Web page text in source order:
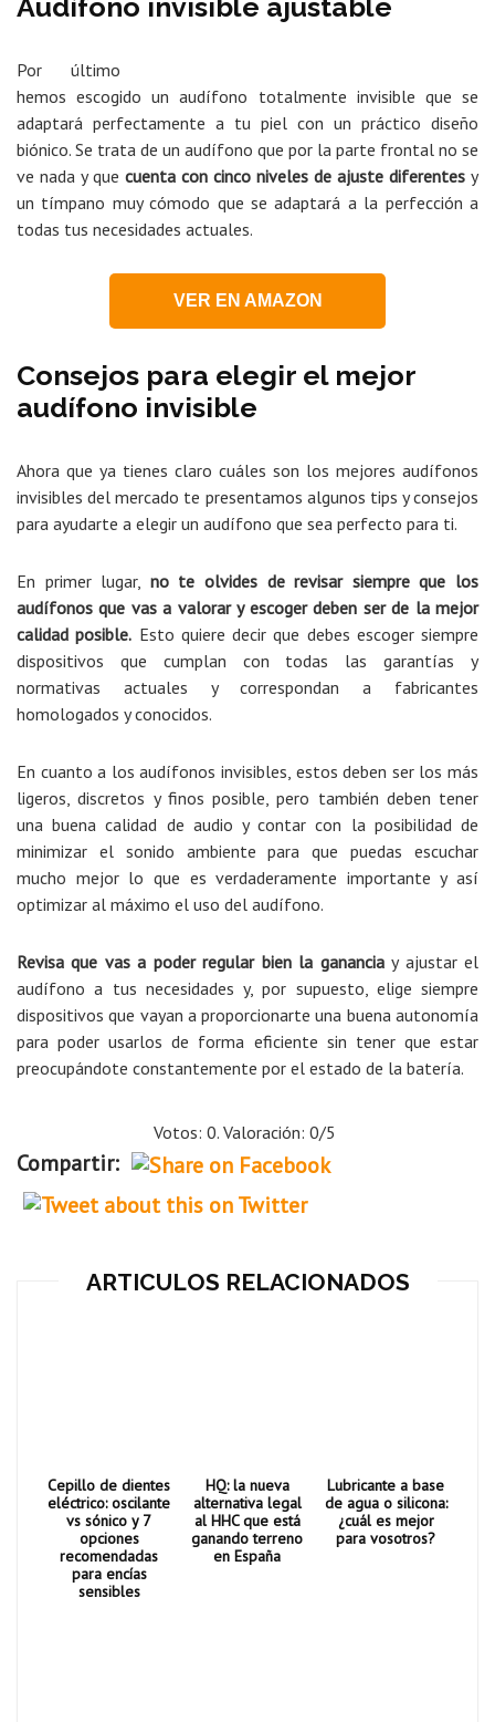
Audífono invisible ajustable
Por último
hemos escogido un audífono totalmente invisible que se
adaptará perfectamente a tu piel con un práctico diseño
biónico. Se trata de un audífono que por la parte frontal no se
ve nada y que cuenta con cinco niveles de ajuste diferentes y
un tímpano muy cómodo que se adaptará a la perfección a
todas tus necesidades actuales.
VER EN AMAZON
Consejos para elegir el mejor
audífono invisible
Ahora que ya tienes claro cuáles son los mejores audífonos
invisibles del mercado te presentamos algunos tips y consejos
para ayudarte a elegir un audífono que sea perfecto para ti.
En primer lugar, no te olvides de revisar siempre que los
audífonos que vas a valorar y escoger deben ser de la mejor
calidad posible. Esto quiere decir que debes escoger siempre
dispositivos que cumplan con todas las garantías y
normativas actuales y correspondan a fabricantes
homologados y conocidos.
En cuanto a los audífonos invisibles, estos deben ser los más
ligeros, discretos y finos posible, pero también deben tener
una buena calidad de audio y contar con la posibilidad de
minimizar el sonido ambiente para que puedas escuchar
mucho mejor lo que es verdaderamente importante y así
optimizar al máximo el uso del audífono.
Revisa que vas a poder regular bien la gananciay ajustar el
audífono a tus necesidades y, por supuesto, elige siempre
dispositivos que vayan a proporcionarte una buena autonomía
para poder usarlos de forma eficiente sin tener que estar
preocupándote constantemente por el estado de la batería.
Votos: 0. Valoración: 0/5
Compartir:
ARTICULOS RELACIONADOS
Cepillo de dientes
eléctrico: oscilante
vs sónico y 7
opciones
recomendadas
para encías
sensibles
HQ: la nueva
alternativa legal
al HHC que está
ganando terreno
en España
Lubricante a base
de agua o silicona:
¿cuál es mejor
para vosotros?